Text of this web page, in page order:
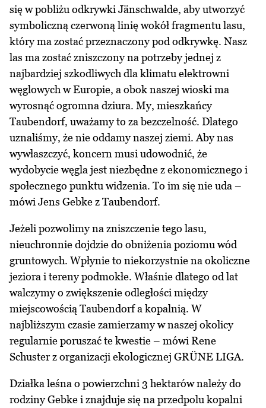
się w pobliżu odkrywki Jänschwalde, aby utworzyć
symboliczną czerwoną linię wokół fragmentu lasu,
który ma zostać przeznaczony pod odkrywkę. Nasz
las ma zostać zniszczony na potrzeby jednej z
najbardziej szkodliwych dla klimatu elektrowni
węglowych w Europie, a obok naszej wioski ma
wyrosnąć ogromna dziura. My, mieszkańcy
Taubendorf, uważamy to za bezczelność. Dlatego
uznaliśmy, że nie oddamy naszej ziemi. Aby nas
wywłaszczyć, koncern musi udowodnić, że
wydobycie węgla jest niezbędne z ekonomicznego i
społecznego punktu widzenia. To im się nie uda –
mówi Jens Gebke z Taubendorf.
Jeżeli pozwolimy na zniszczenie tego lasu,
nieuchronnie dojdzie do obniżenia poziomu wód
gruntowych. Wpłynie to niekorzystnie na okoliczne
jeziora i tereny podmokłe. Właśnie dlatego od lat
walczymy o zwiększenie odległości między
miejscowością Taubendorf a kopalnią. W
najbliższym czasie zamierzamy w naszej okolicy
regularnie poruszać te kwestie – mówi Rene
Schuster z organizacji ekologicznej GRÜNE LIGA.
Działka leśna o powierzchni 3 hektarów należy do
rodziny Gebke i znajduje się na przedpolu kopalni